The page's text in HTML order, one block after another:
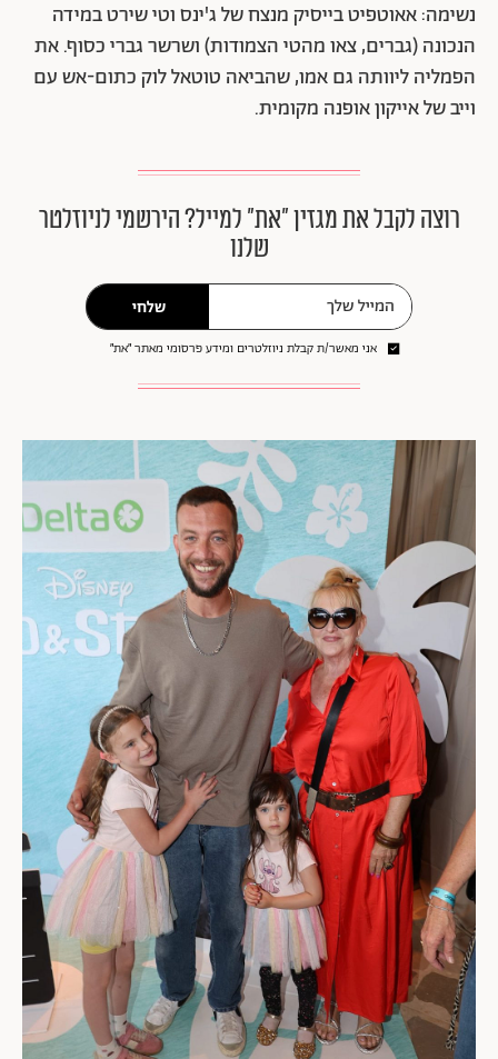
נשימה: אאוטפיט בייסיק מנצח של ג'ינס וטי שירט במידה
הנכונה (גברים, צאו מהטי הצמודות) ושרשר גברי כסוף. את
הפמליה ליוותה גם אמו, שהביאה טוטאל לוק כתום-אש עם
וייב של אייקון אופנה מקומית.
רוצה לקבל את מגזין ״את״ למייל? הירשמי לניוזלטר
שלנו
שלחי
אני מאשר/ת קבלת ניוזלטרים ומידע פרסומי מאתר ״את״